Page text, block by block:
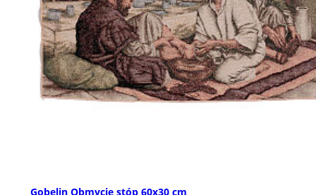
Gobelin Obmycie stóp 60x30 cm